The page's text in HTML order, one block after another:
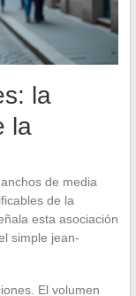
la
la
de media
de la
esta asociación
simple jean-
El volumen